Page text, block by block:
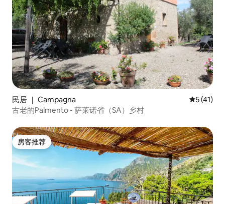
民居 ｜ Campagna 平均评分
5 (41)
古老的Palmento - 萨莱诺省（SA）乡村
房客推荐
房客推荐